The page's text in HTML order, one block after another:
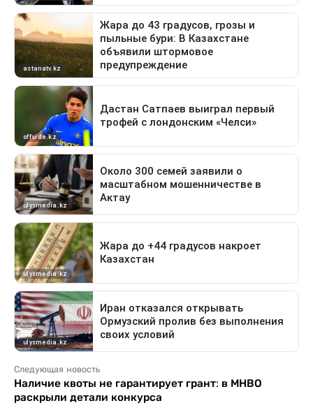
Следующая новость
Наличие квоты не гарантирует грант: в МНВО
раскрыли детали конкурса